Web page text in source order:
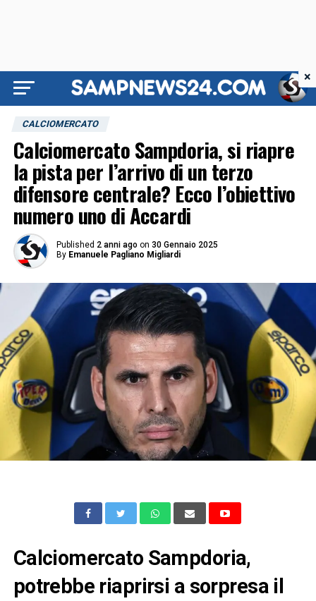
CALCIOMERCATO
Calciomercato Sampdoria, si riapre
la pista per l’arrivo di un terzo
difensore centrale? Ecco l’obiettivo
numero uno di Accardi
Published 2 anni ago on 30 Gennaio 2025
By Emanuele Pagliano Migliardi
Calciomercato Sampdoria,
potrebbe riaprirsi a sorpresa il
×